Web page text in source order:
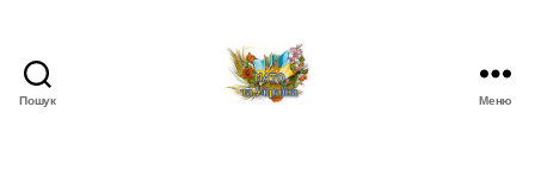
Пошук Меню